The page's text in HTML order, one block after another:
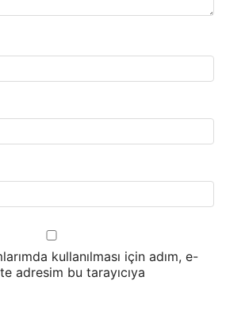
kullanılması için adım, e-
adresim bu tarayıcıya